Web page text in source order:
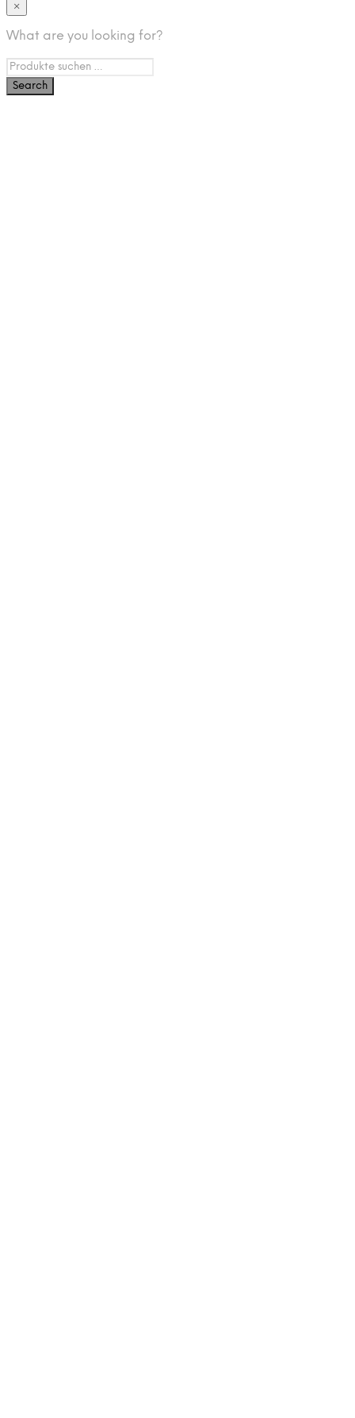
×
What are you looking for?